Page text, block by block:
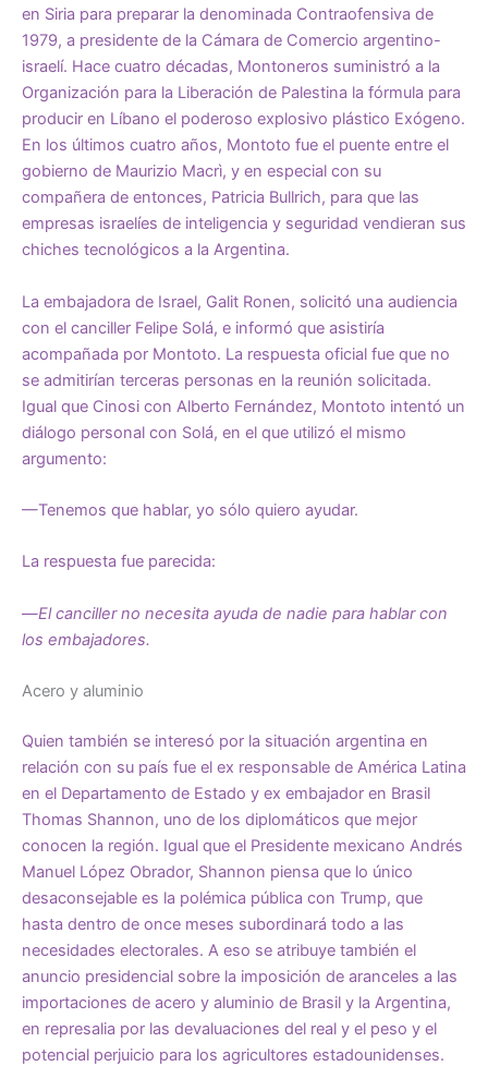
en Siria para preparar la denominada Contraofensiva de
1979, a presidente de la Cámara de Comercio argentino-
israelí. Hace cuatro décadas, Montoneros suministró a la
Organización para la Liberación de Palestina la fórmula para
producir en Líbano el poderoso explosivo plástico Exógeno.
En los últimos cuatro años, Montoto fue el puente entre el
gobierno de Maurizio Macrì, y en especial con su
compañera de entonces, Patricia Bullrich, para que las
empresas israelíes de inteligencia y seguridad vendieran sus
chiches tecnológicos a la Argentina.
La embajadora de Israel, Galit Ronen, solicitó una audiencia
con el canciller Felipe Solá, e informó que asistiría
acompañada por Montoto. La respuesta oficial fue que no
se admitirían terceras personas en la reunión solicitada.
Igual que Cinosi con Alberto Fernández, Montoto intentó un
diálogo personal con Solá, en el que utilizó el mismo
argumento:
—Tenemos que hablar, yo sólo quiero ayudar.
La respuesta fue parecida:
—El canciller no necesita ayuda de nadie para hablar con
los embajadores.
Acero y aluminio
Quien también se interesó por la situación argentina en
relación con su país fue el ex responsable de América Latina
en el Departamento de Estado y ex embajador en Brasil
Thomas Shannon, uno de los diplomáticos que mejor
conocen la región. Igual que el Presidente mexicano Andrés
Manuel López Obrador, Shannon piensa que lo único
desaconsejable es la polémica pública con Trump, que
hasta dentro de once meses subordinará todo a las
necesidades electorales. A eso se atribuye también el
anuncio presidencial sobre la imposición de aranceles a las
importaciones de acero y aluminio de Brasil y la Argentina,
en represalia por las devaluaciones del real y el peso y el
potencial perjuicio para los agricultores estadounidenses.